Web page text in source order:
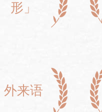
形」
外来语